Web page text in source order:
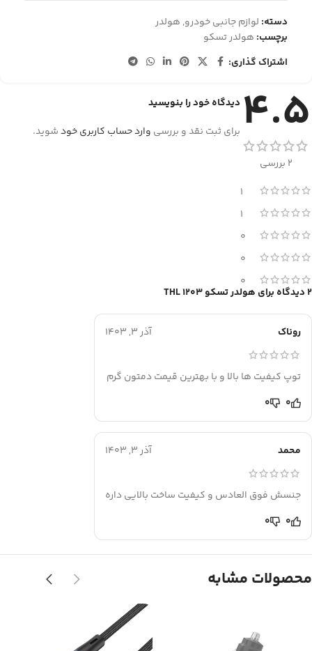
دسته: لوازم جانبی خودرو, هولدر
برچسب: هولدر تسکو
اشتراک گذاری:
4.5
2 بررسی
1
1
0
0
0
2 دیدگاه برای هولدر تسکو THL 1203
روناک آذر 3, 1403
توپ کیفیت ها بالا و با بهترین قیمت دمتون گرم
0
0
محمد آذر 3, 1403
جنسش فوق العادس و کیفیت ساخت بالایی داره
0
0
دیدگاه خود را بنویسید
برای ثبت نقد و بررسی وارد حساب کاربری خودشوید.
محصولات مشابه